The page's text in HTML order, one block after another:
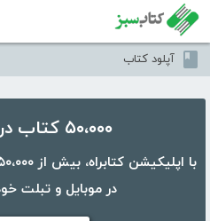
آپلود کتاب
۵۰،۰۰۰ کتاب در موبایل شما
در موبایل و تبلت